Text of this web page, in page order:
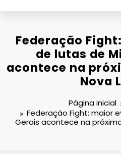
Revista Maison
Federação
de lutas de
acontece na
Nova
Página inicial
Federação Fight: maior
Gerais acontece na